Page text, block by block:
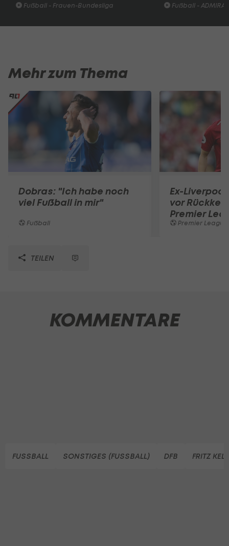
Fußball - Frauen-Bundesliga Fußball -
Mehr zum Thema
Dobras: "Ich habe noch
viel Fußball in mir"
Fußball
Ex-
vor
Premier
Premier League
TEILEN
KOMMENTARE
FUSSBALL SONSTIGES (FUSSBALL) DFB FRITZ